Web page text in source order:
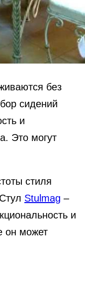
без
сидений
и
Это могут
стиля
Stulmag –
и
он может